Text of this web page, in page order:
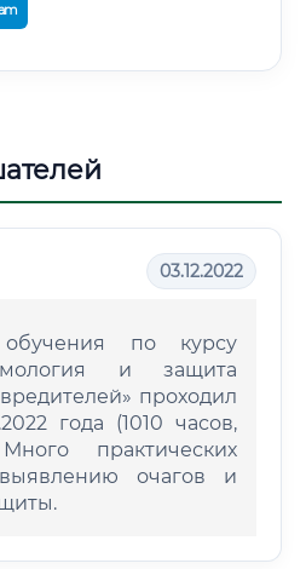
03.12.2022
по курсу
и защита
проходил
года (1010 часов,
практических
очагов и